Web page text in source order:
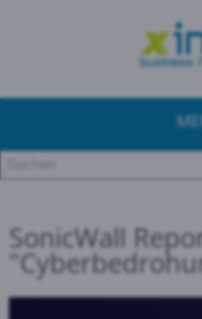
SonicWall